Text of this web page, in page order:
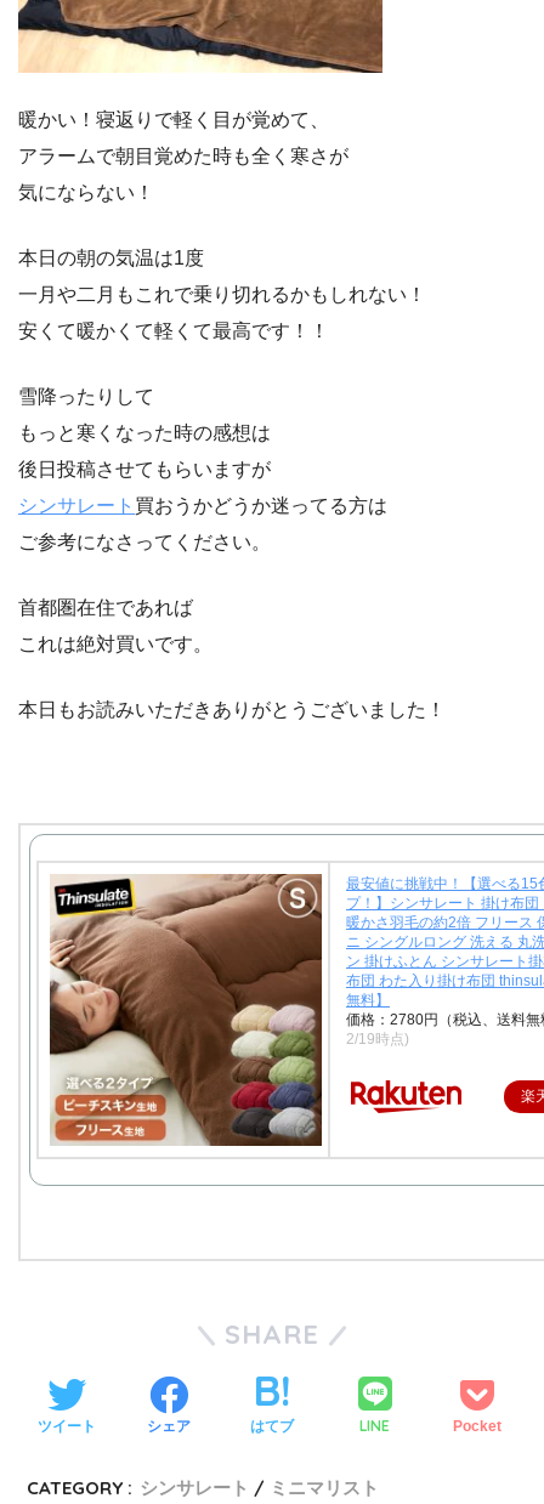
暖かい！寝返りで軽く目が覚めて、
アラームで朝目覚めた時も全く寒さが
気にならない！
本日の朝の気温は1度
一月や二月もこれで乗り切れるかもしれない！
安くて暖かくて軽くて最高です！！
雪降ったりして
もっと寒くなった時の感想は
後日投稿させてもらいますが
シンサレート 買おうかどうか迷ってる方は
ご参考になさってください。
首都圏在住であれば
これは絶対買いです。
本日もお読みいただきありがとうございました！
最安値に挑戦中！【選べる15
プ！】シンサレート 掛け布団
暖かさ羽毛の約2倍 フリース
ニ シングルロング 洗える 丸
ン 掛けふとん シンサレート
布団 わた入り掛け布団
無料】
価格：2780円（税込、送料
2/19時点)
楽
SHARE
ツイート シェア はてブ LINE Pocket
CATEGORY : シンサレート ミニマリスト